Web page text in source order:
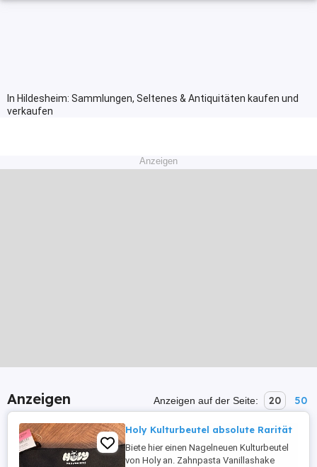
In Hildesheim: Sammlungen, Seltenes & Antiquitäten kaufen und
verkaufen
Anzeigen
Anzeigen Anzeigen auf der Seite: 20 50
Holy Kulturbeutel absolute Rarität
Biete hier einen Nagelneuen Kulturbeutel
von Holy an. Zahnpasta Vanillashake